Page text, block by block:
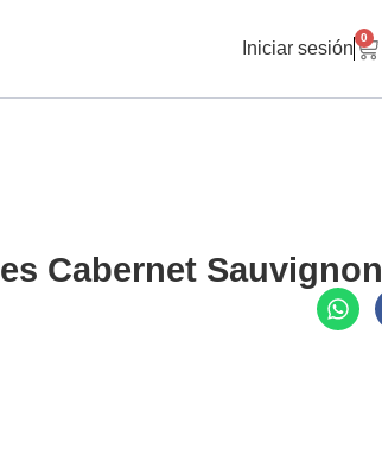
Iniciar sesión
0
Cabernet Sauvignon